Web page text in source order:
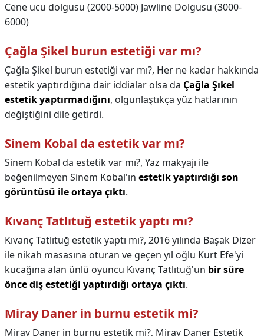
Cene ucu dolgusu (2000-5000) Jawline Dolgusu (3000-
6000)
Çağla Şikel burun estetiği var mı?
Çağla Şikel burun estetiği var mı?, Her ne kadar hakkında
estetik yaptırdığına dair iddialar olsa da Çağla Şıkel
estetik yaptırmadığını, olgunlaştıkça yüz hatlarının
değiştiğini dile getirdi.
Sinem Kobal da estetik var mı?
Sinem Kobal da estetik var mı?, Yaz makyajı ile
beğenilmeyen Sinem Kobal'ın estetik yaptırdığı son
görüntüsü ile ortaya çıktı.
Kıvanç Tatlıtuğ estetik yaptı mı?
Kıvanç Tatlıtuğ estetik yaptı mı?, 2016 yılında Başak Dizer
ile nikah masasına oturan ve geçen yıl oğlu Kurt Efe'yi
kucağına alan ünlü oyuncu Kıvanç Tatlıtuğ'un bir süre
önce diş estetiği yaptırdığı ortaya çıktı.
Miray Daner in burnu estetik mi?
Miray Daner in burnu estetik mi?, Miray Daner Estetik